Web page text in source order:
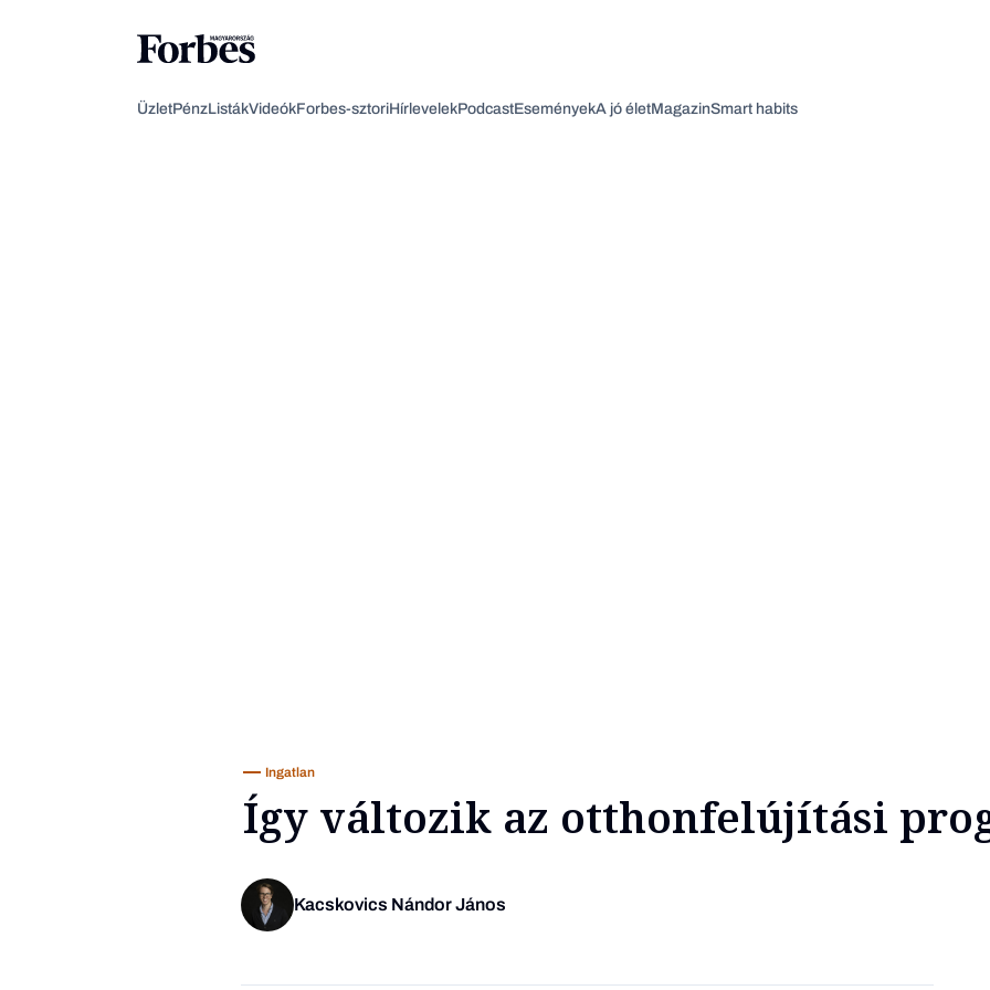
ÜzletPénzListákVideókForbes-sztoriHírlevelekPodcastEseményekA jó életMagazinSmart habits
Ingatlan
Így változik az otthonfelújítási
Kacskovics Nándor János